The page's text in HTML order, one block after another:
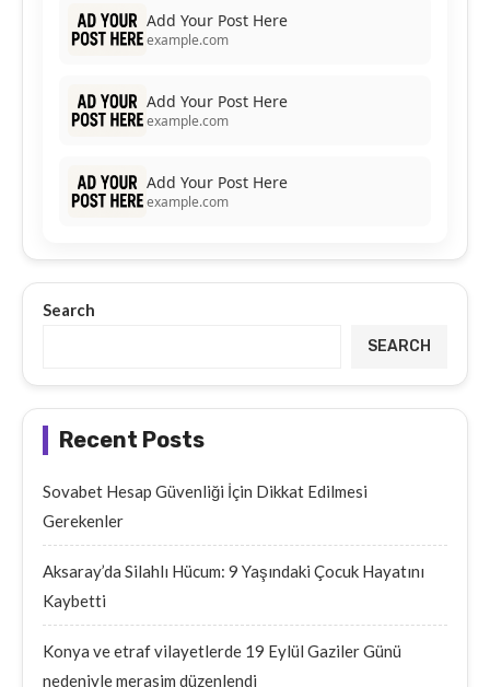
Add Your Post Here
example.com
Add Your Post Here
example.com
Add Your Post Here
example.com
Search
SEARCH
Recent Posts
Sovabet Hesap Güvenliği İçin Dikkat Edilmesi
Gerekenler
Aksaray’da Silahlı Hücum: 9 Yaşındaki Çocuk Hayatını
Kaybetti
Konya ve etraf vilayetlerde 19 Eylül Gaziler Günü
nedeniyle merasim düzenlendi